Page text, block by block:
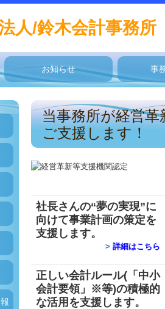
人/鈴木会計事務所
お知らせ 事
当事務所が経営
ご支援します！
社長さんの“夢の実現”に
向けて事業計画の策定を
支援します。
> 詳細はこちら
正しい会計ルール(「中小
会計要領」※等)の積極的
な活用を支援します。